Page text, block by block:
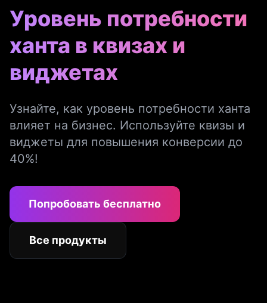
Уровень потребности
ханта в квизах и
виджетах
Узнайте, как уровень потребности ханта
влияет на бизнес. Используйте квизы и
виджеты для повышения конверсии до
40%!
Попробовать бесплатно
Все продукты